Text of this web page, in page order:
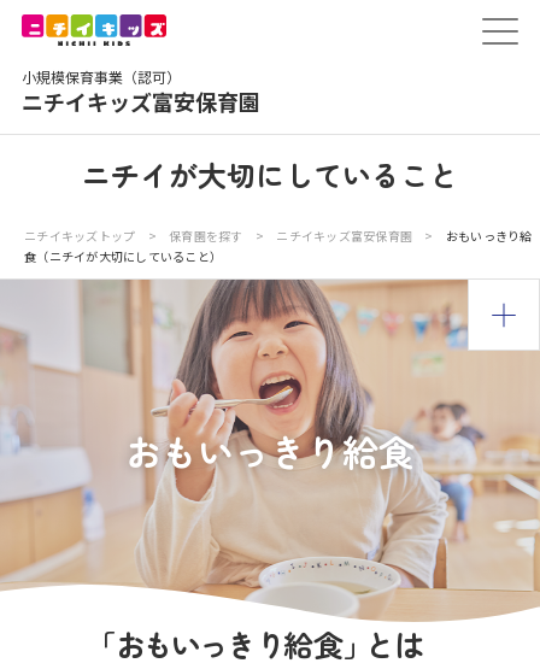
小規模保育事業（認可）
ニチイキッズ富安保育園
保育園トップ
保育園の日常
お食事
入園の概要
子育てひろばのご紹介
写真販売サービス
ニチイが大切にしていること
ニチイキッズトップ > 保育園を探す > ニチイキッズ富安保育園 >
おもいっきり給
食（ニチイが大切にしていること）
おもいっきり給食
「おもいっきり給食」とは